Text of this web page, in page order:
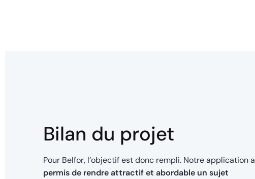
Bilan du projet
Pour Belfor, l’objectif est donc rempli. Notre application a
permis de rendre attractif et abordable un sujet